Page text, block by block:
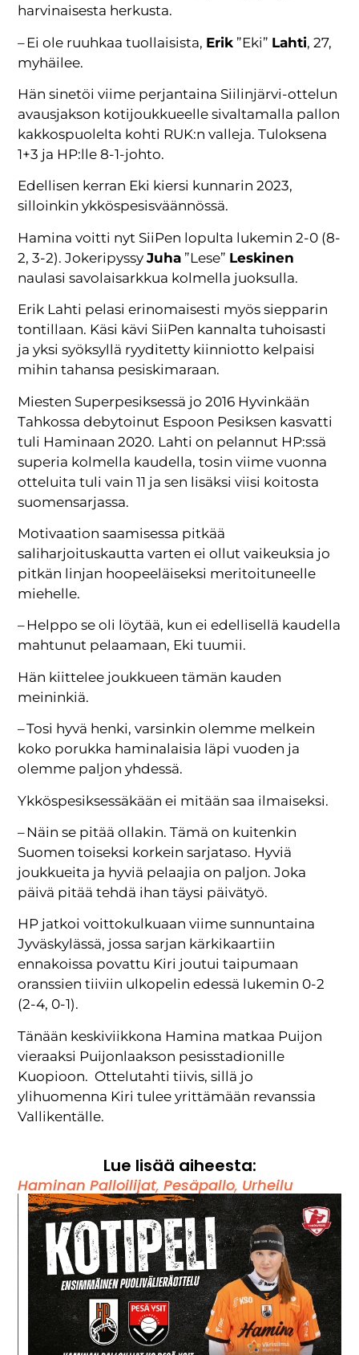
harvinaisesta herkusta.
– Ei ole ruuhkaa tuollaisista, Erik ”Eki” Lahti, 27,
myhäilee.
Hän sinetöi viime perjantaina Siilinjärvi-ottelun
avausjakson kotijoukkueelle sivaltamalla pallon
kakkospuolelta kohti RUK:n valleja. Tuloksena
1+3 ja HP:lle 8-1-johto.
Edellisen kerran Eki kiersi kunnarin 2023,
silloinkin ykköspesisväännössä.
Hamina voitti nyt SiiPen lopulta lukemin 2-0 (8-
2, 3-2). JokeripyssyJuha ”Lese” Leskinen
naulasi savolaisarkkua kolmella juoksulla.
Erik Lahti pelasi erinomaisesti myös siepparin
tontillaan. Käsi kävi SiiPen kannalta tuhoisasti
ja yksi syöksyllä ryyditetty kiinniotto kelpaisi
mihin tahansa pesiskimaraan.
Miesten Superpesiksessä jo 2016 Hyvinkään
Tahkossa debytoinut Espoon Pesiksen kasvatti
tuli Haminaan 2020. Lahti on pelannut HP:ssä
superia kolmella kaudella, tosin viime vuonna
otteluita tuli vain 11 ja sen lisäksi viisi koitosta
suomensarjassa.
Motivaation saamisessa pitkää
saliharjoituskautta varten ei ollut vaikeuksia jo
pitkän linjan hoopeeläiseksi meritoituneelle
miehelle.
– Helppo se oli löytää, kun ei edellisellä kaudella
mahtunut pelaamaan, Eki tuumii.
Hän kiittelee joukkueen tämän kauden
meininkiä.
– Tosi hyvä henki, varsinkin olemme melkein
koko porukka haminalaisia läpi vuoden ja
olemme paljon yhdessä.
Ykköspesiksessäkään ei mitään saa ilmaiseksi.
– Näin se pitää ollakin. Tämä on kuitenkin
Suomen toiseksi korkein sarjataso. Hyviä
joukkueita ja hyviä pelaajia on paljon. Joka
päivä pitää tehdä ihan täysi päivätyö.
HP jatkoi voittokulkuaan viime sunnuntaina
Jyväskylässä, jossa sarjan kärkikaartiin
ennakoissa povattu Kiri joutui taipumaan
oranssien tiiviin ulkopelin edessä lukemin 0-2
(2-4, 0-1).
Tänään keskiviikkona Hamina matkaa Puijon
vieraaksi Puijonlaakson pesisstadionille
Kuopioon. Ottelutahti tiivis, sillä jo
ylihuomenna Kiri tulee yrittämään revanssia
Vallikentälle.
Lue lisää aiheesta:
Haminan Palloilijat,Pesäpallo, Urheilu